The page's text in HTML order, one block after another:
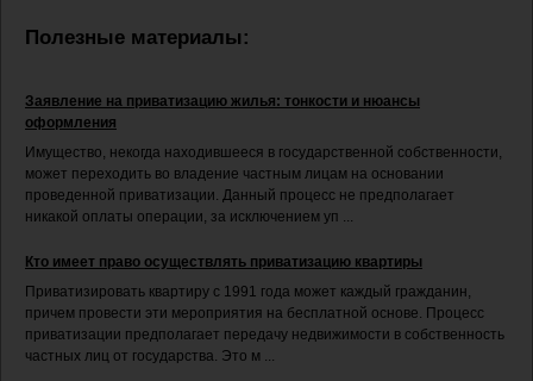
Полезные материалы:
Заявление на приватизацию жилья: тонкости и нюансы
оформления
Имущество, некогда находившееся в государственной собственности,
может переходить во владение частным лицам на основании
проведенной приватизации. Данный процесс не предполагает
никакой оплаты операции, за исключением уп ...
Кто имеет право осуществлять приватизацию квартиры
Приватизировать квартиру с 1991 года может каждый гражданин,
причем провести эти мероприятия на бесплатной основе. Процесс
приватизации предполагает передачу недвижимости в собственность
частных лиц от государства. Это м ...